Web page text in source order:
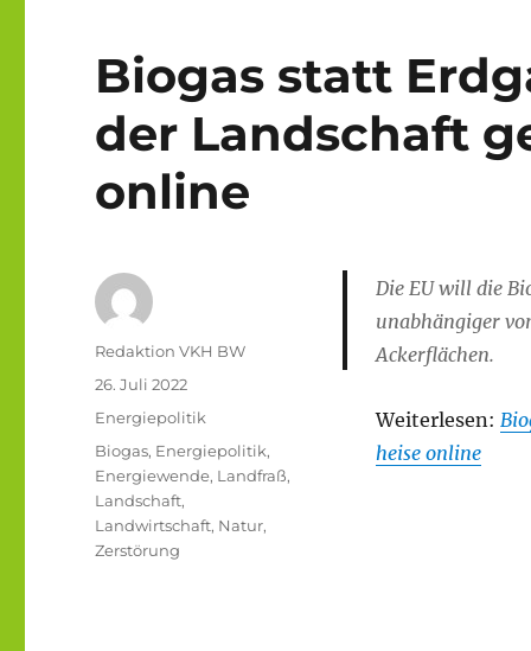
Biogas statt
der Landschaft
online
Die EU will die
unabhängiger
Ackerflächen.
Weiterlesen:
heise online
Autor
Redaktion VKH BW
Veröffentlicht
26. Juli 2022
Kategorien
Energiepolitik
Schlagwörter
Biogas, Energiepolitik,
Energiewende, Landfraß,
Landschaft,
Landwirtschaft, Natur,
Zerstörung